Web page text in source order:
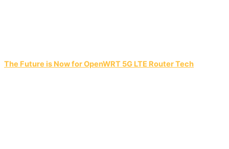
The Future is Now for OpenWRT 5G LTE Router Tech